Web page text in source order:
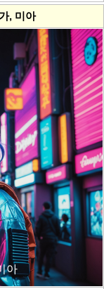
, 미아
아